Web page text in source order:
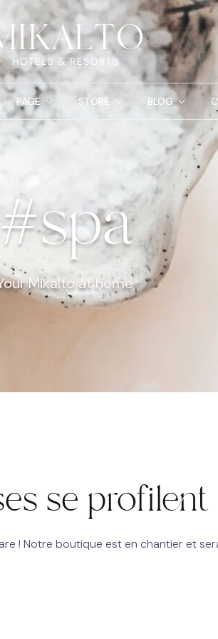
PAGE STORE BLOG
Mikalto at home
se profilent
! Notre boutique est en chantier et